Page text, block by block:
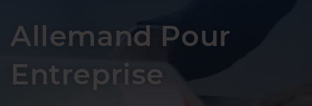
Allemand Pour
Entreprise